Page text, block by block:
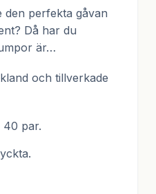
perfekta gåvan
Då har du
är…
och tillverkade
40 par.